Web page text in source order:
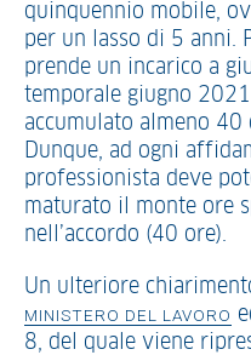
quinquennio mobile,
per un lasso di 5 anni.
prende un incarico a
temporale giugno
accumulato almeno 40
Dunque, ad ogni
professionista deve
maturato il monte ore
nell’accordo (40 ore).
Un ulteriore
MINISTERO DEL LAVORO
8, del quale viene